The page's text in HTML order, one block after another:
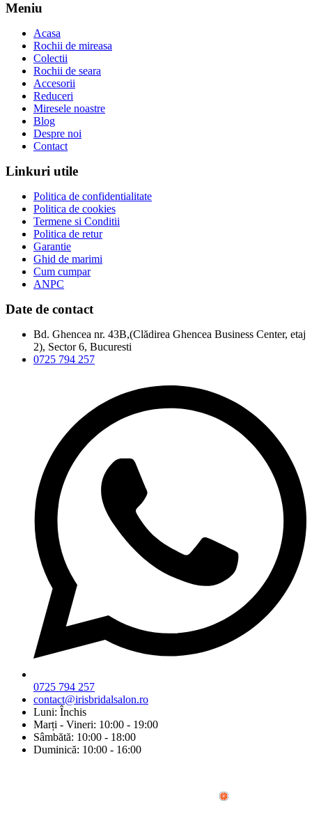
Meniu
Acasa
Rochii de mireasa
Colectii
Rochii de seara
Accesorii
Reduceri
Miresele noastre
Blog
Despre noi
Contact
Linkuri utile
Politica de confidentialitate
Politica de cookies
Termene si Conditii
Politica de retur
Garantie
Ghid de marimi
Cum cumpar
ANPC
Date de contact
Bd. Ghencea nr. 43B,(Clădirea Ghencea Business Center, etaj
2), Sector 6, Bucuresti
0725 794 257
0725 794 257
contact@irisbridalsalon.ro
Luni: Închis
Marți - Vineri: 10:00 - 19:00
Sâmbătă: 10:00 - 18:00
Duminică: 10:00 - 16:00